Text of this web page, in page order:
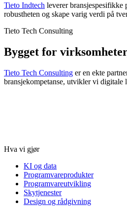
Tieto Indtech leverer bransjespesifikke
robustheten og skape varig verdi på
Tieto Tech Consulting
Bygget for
Tieto Tech Consulting er en ekte
bransjekompetanse, utvikler vi
Hva vi gjør
KI og data
Programvareprodukter
Programvareutvikling
Skytjenester
Design og rådgivning